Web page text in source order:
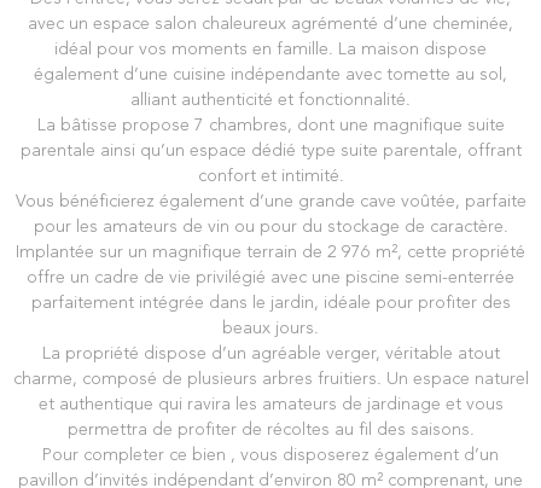
avec un espace salon chaleureux agrémenté d’une cheminée,
idéal pour vos moments en famille. La maison dispose
également d’une cuisine indépendante avec tomette au sol,
alliant authenticité et fonctionnalité.
La bâtisse propose 7 chambres, dont une magnifique suite
parentale ainsi qu’un espace dédié type suite parentale, offrant
confort et intimité.
Vous bénéficierez également d’une grande cave voûtée, parfaite
pour les amateurs de vin ou pour du stockage de caractère.
Implantée sur un magnifique terrain de 2 976 m², cette propriété
offre un cadre de vie privilégié avec une piscine semi-enterrée
parfaitement intégrée dans le jardin, idéale pour profiter des
beaux jours.
La propriété dispose d’un agréable verger, véritable atout
charme, composé de plusieurs arbres fruitiers. Un espace naturel
et authentique qui ravira les amateurs de jardinage et vous
permettra de profiter de récoltes au fil des saisons.
Pour completer ce bien , vous disposerez également d’un
pavillon d’invités indépendant d’environ 80 m² comprenant, une